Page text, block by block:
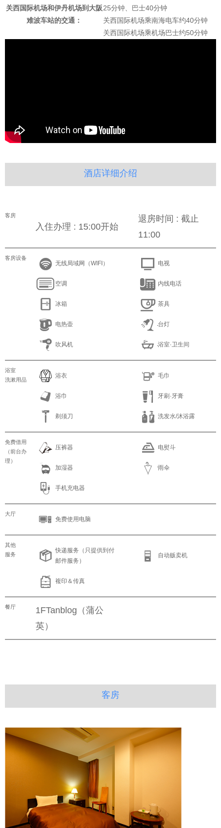
关西国际机场和伊丹机场到大阪
难波车站的交通：
25分钟、巴士40分钟
关西国际机场乘南海电车约40分钟
关西国际机场乘机场巴士约50分钟
酒店详细介绍
客房
入住办理 : 15:00开始
退房时间 : 截止
11:00
客房设备
无线局域网（WIFI）
空调
冰箱
电热壶
吹风机
电视
内线电话
茶具
台灯
浴室·卫生间
浴室
洗漱用品
浴衣
浴巾
剃须刀
毛巾
牙刷·牙膏
洗发水/沐浴露
免费借用
（前台办
理）
压裤器
加湿器
手机充电器
电熨斗
雨伞
大厅
免费使用电脑
其他
服务
快递服务（只提供到付
邮件服务）
複印＆传真
自动贩卖机
餐厅
1FTanblog（蒲公
英）
客房